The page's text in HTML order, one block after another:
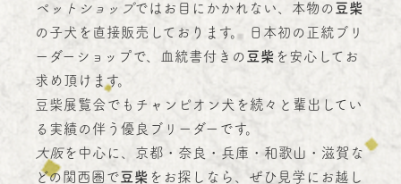
ペットショップではお目にかかれない、本物の豆柴
の子犬を直接販売しております。 日本初の正統ブリ
ーダーショップで、血統書付きの豆柴 を安心してお
求め頂けます。
豆柴展覧会でもチャンピオン犬を続々と輩出してい
る実績の伴う優良ブリーダーです。
大阪を中心に、京都・奈良・兵庫・和歌山・滋賀な
どの関西圏で豆柴 をお探しなら、ぜひ見学にお越し